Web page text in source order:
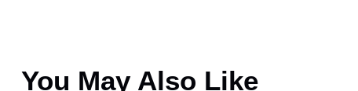
You May Also Like